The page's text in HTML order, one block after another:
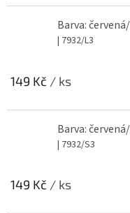
Barva:
| 7932/L3
149 Kč / ks
Barva:
| 7932/S3
149 Kč / ks